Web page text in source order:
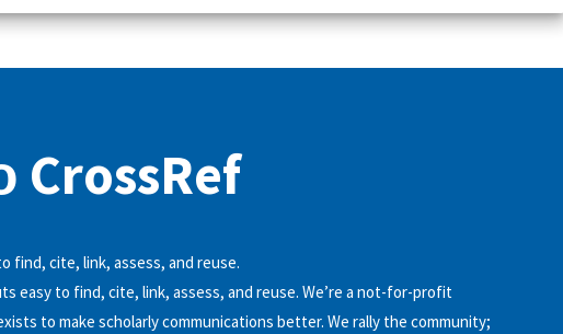
find, cite, link, assess, and reuse.
easy to find, cite, link, assess, and reuse. We’re a not-for-profit
to make scholarly communications better. We rally the community;